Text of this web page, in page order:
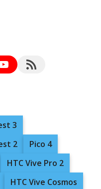
RSS Feed
3
2
Pico 4
HTC Vive Pro 2
HTC Vive Cosmos